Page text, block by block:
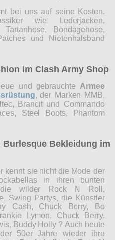
bei uns auf seine Kosten.
wie Lederjacken,
Tartanhose, Bondagehose,
und Nietenhalsband
im Clash Army Shop
und gebrauchte Armee
, der Marken MMB,
Brandit und Commando
Steel Boots, Phantom
Burlesque Bekleidung im
kennt sie nicht die Mode der
in ihren bunten
die wilder Rock N Roll,
Swing Partys, die Künstler
Cash, Chuck Berry, Bo
Lymon, Chuck Berry,
Buddy Holly ? Auch heute
50er Jahre wieder ihre